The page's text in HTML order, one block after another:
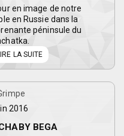
en image de notre
en Russie dans la
péninsule du
LA SUITE
2016
BEGA